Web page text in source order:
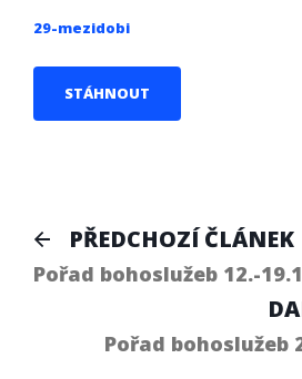
29-mezidobi
STÁHNOUT
Navigace
pro
PŘEDCHOZÍ ČLÁNEK
Pořad bohoslužeb 12.-
Pořad bohoslužeb